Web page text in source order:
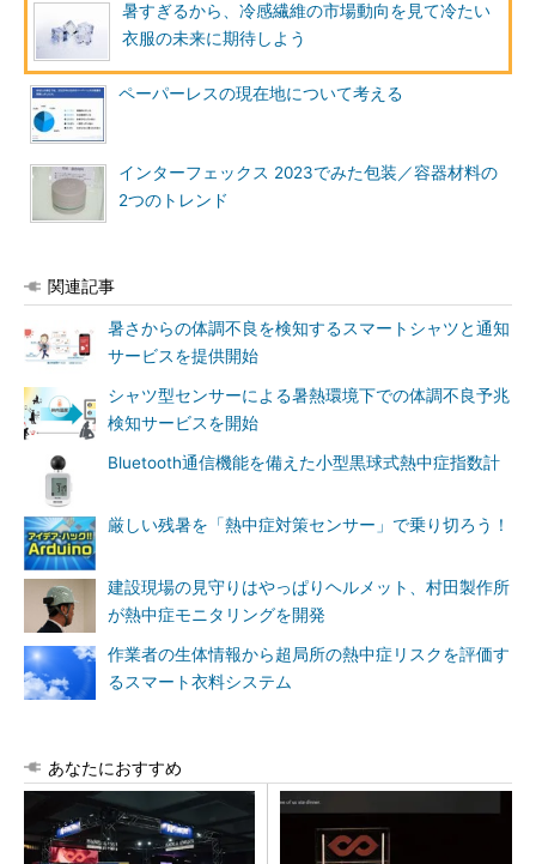
暑すぎるから、冷感繊維の市場動向を見て冷たい
衣服の未来に期待しよう
ペーパーレスの現在地について考える
インターフェックス 2023でみた包装／容器材料の
2つのトレンド
関連記事
暑さからの体調不良を検知するスマートシャツと通知
サービスを提供開始
シャツ型センサーによる暑熱環境下での体調不良予兆
検知サービスを開始
Bluetooth通信機能を備えた小型黒球式熱中症指数計
厳しい残暑を「熱中症対策センサー」で乗り切ろう！
建設現場の見守りはやっぱりヘルメット、村田製作所
が熱中症モニタリングを開発
作業者の生体情報から超局所の熱中症リスクを評価す
るスマート衣料システム
あなたにおすすめ